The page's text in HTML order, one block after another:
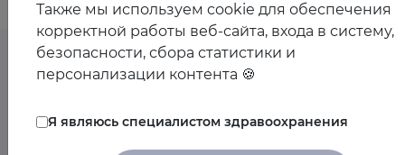
мероприятия спикера
Также мы используем cookie для обеспечения
корректной работы веб-сайта, входа в систему,
безопасности, сбора статистики и
персонализации контента 🍪
Я являюсь специалистом здравоохранения